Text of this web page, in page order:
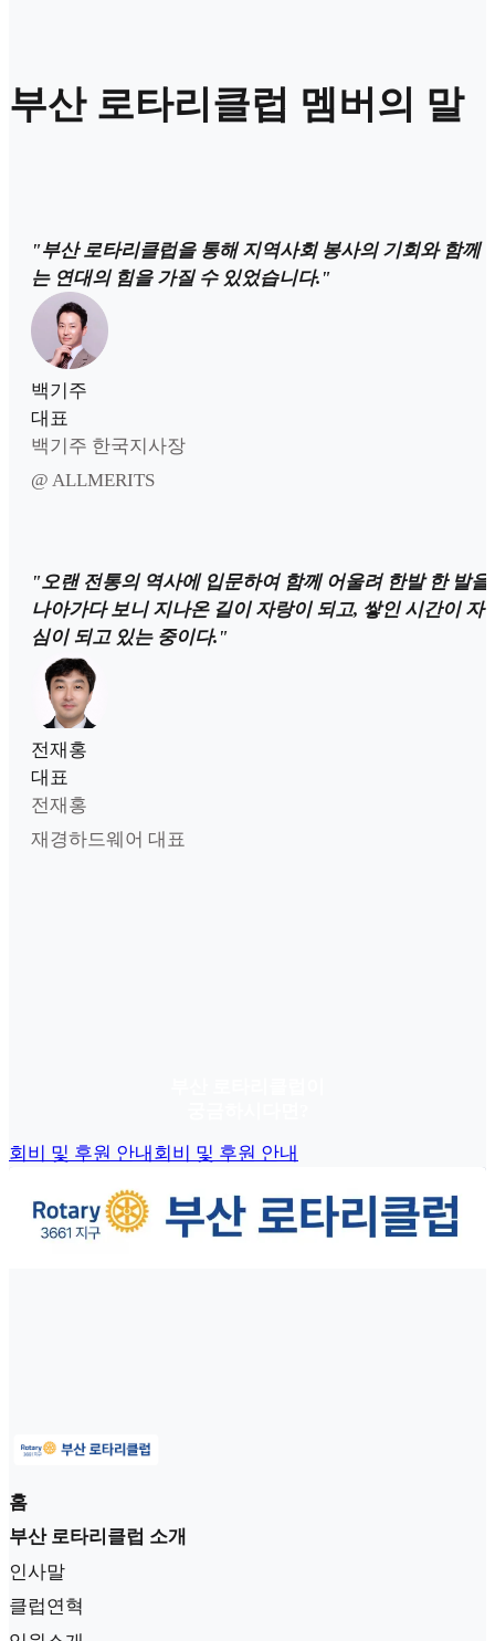
부산 로타리클럽 멤버의 말
"부산 로타리클럽을 통해 지역사회 봉사의 기회와 함께
는 연대의 힘을 가질 수 있었습니다."
백기주
대표
백기주 한국지사장
@ ALLMERITS
"오랜 전통의 역사에 입문하여 함께 어울려 한발 한 발을
나아가다 보니 지나온 길이 자랑이 되고, 쌓인 시간이 자
심이 되고 있는 중이다."
전재홍
대표
전재홍
재경하드웨어 대표
회비 및 후원 안내회비 및 후원 안내
홈
부산 로타리클럽 소개
인사말
클럽연혁